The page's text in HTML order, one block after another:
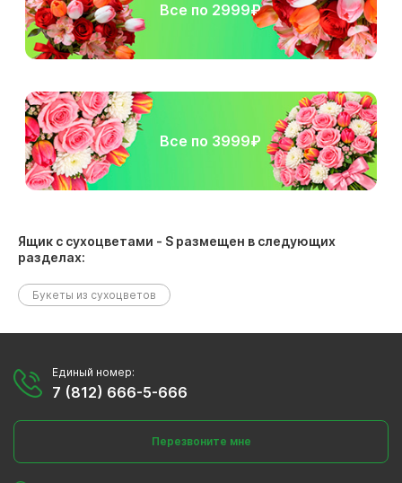
Все по 2999₽
Все по 3999₽
Ящик с сухоцветами - S размещен в следующих
разделах:
Букеты из сухоцветов
Единый номер:
7 (812) 666-5-666
Перезвоните мне